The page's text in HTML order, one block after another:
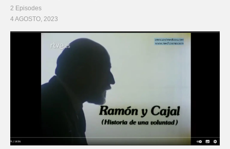
2 Episodes
4 AGOSTO, 2023